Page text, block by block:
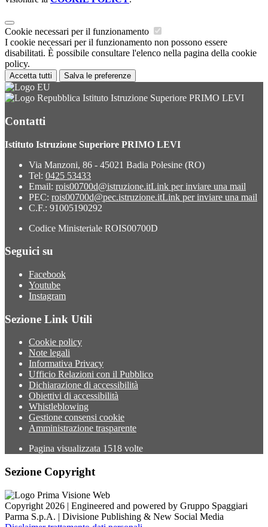
Cookie necessari per il funzionamento
I cookie necessari per il funzionamento non possono essere
disabilitati. È possibile consultare l'elenco nella pagina della cookie
policy.
Accetta tutti Salva le preferenze
Istituto Istruzione Superiore PRIMO LEVI
Contatti
Istituto Istruzione Superiore PRIMO LEVI
Via Manzoni, 86 - 45021 Badia Polesine (RO)
Tel: 0425 53433
Email: rois00700d@istruzione.itLink per inviare una mail
PEC: rois00700d@pec.istruzione.itLink per inviare una mail
C.F.: 91005190292
Codice Ministeriale ROIS00700D
Seguici su
Facebook
Youtube
Instagram
Sezione Link Utili
Cookie policy
Note legali
Informativa Privacy
Ufficio Relazioni con il Pubblico
Dichiarazione di accessibilità
Obiettivi di accessibilità
Whistleblowing
Gestione consensi cookie
Amministrazione trasparente
Pagina visualizzata 1518 volte
Sezione Copyright
Copyright 2026 | Engineered and powered by Gruppo Spaggiari
Parma S.p.A. | Divisione Publishing & New Social Media